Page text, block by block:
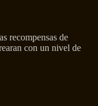
recompensas de
con un nivel de